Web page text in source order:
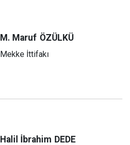
M. Maruf ÖZÜLKÜ
Mekke İttifakı
Halil İbrahim DEDE